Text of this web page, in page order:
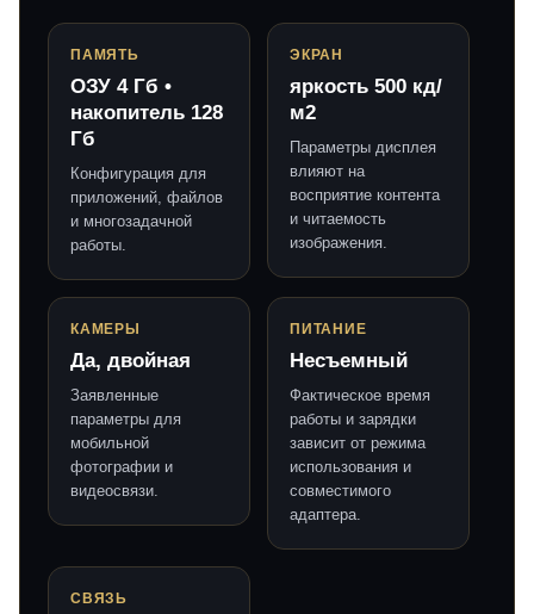
ПАМЯТЬ
ОЗУ 4 Гб •
накопитель 128
Гб
Конфигурация для
приложений, файлов
и многозадачной
работы.
ЭКРАН
яркость 500 кд/
м2
Параметры дисплея
влияют на
восприятие контента
и читаемость
изображения.
КАМЕРЫ
Да, двойная
Заявленные
параметры для
мобильной
фотографии и
видеосвязи.
ПИТАНИЕ
Несъемный
Фактическое время
работы и зарядки
зависит от режима
использования и
совместимого
адаптера.
СВЯЗЬ